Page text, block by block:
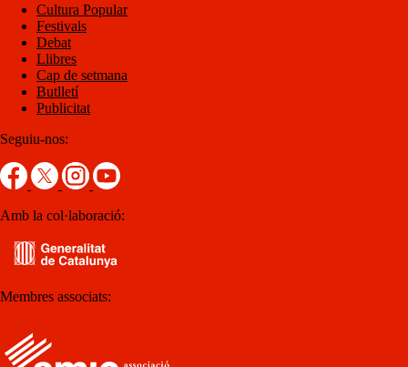
Cultura Popular
Festivals
Debat
Llibres
Cap de setmana
Butlletí
Publicitat
Seguiu-nos:
Amb la col·laboració:
Membres associats: